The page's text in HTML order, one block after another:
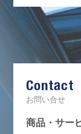
e
o
o
k
Contact
お問い合せ
商品・サー